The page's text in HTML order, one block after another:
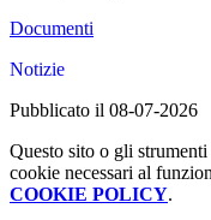
Documenti
Notizie
Pubblicato il 08-07-2026
Questo sito o gli
cookie necessari al
COOKIE POLICY.